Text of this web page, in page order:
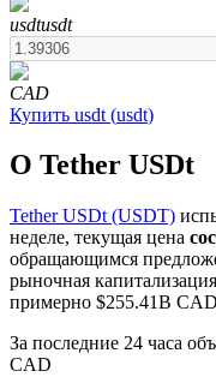
обеспечения
Фьючерсы на
Криптовалютные
usdtusdt
CAD
Купить usdt (usdt)
О Tether USDt
Tether USDt (USDT)
неделе, текущая цена
обращающимся
рыночная
примерно $255.41B
За последние 24 часа
CAD